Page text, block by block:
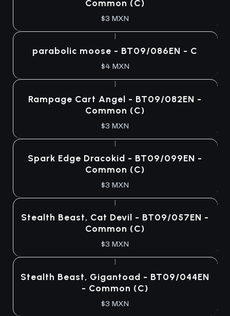
Common (C)
$3 MXN
parabolic moose - BT09/086EN - C
$4 MXN
Rampage Cart Angel - BT09/082EN -
Common (C)
$3 MXN
|
Spark Edge Dracokid - BT09/099EN -
Common (C)
$3 MXN
Stealth Beast, Cat Devil - BT09/057EN -
Common (C)
$3 MXN
Stealth Beast, Gigantoad - BT09/044EN
- Common (C)
$3 MXN